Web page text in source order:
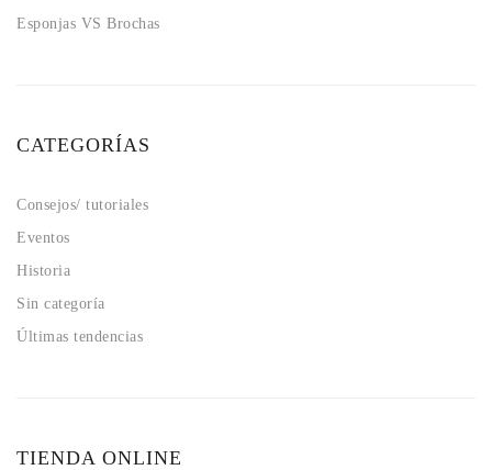
Esponjas VS Brochas
CATEGORÍAS
Consejos/ tutoriales
Eventos
Historia
Sin categoría
Últimas tendencias
TIENDA ONLINE